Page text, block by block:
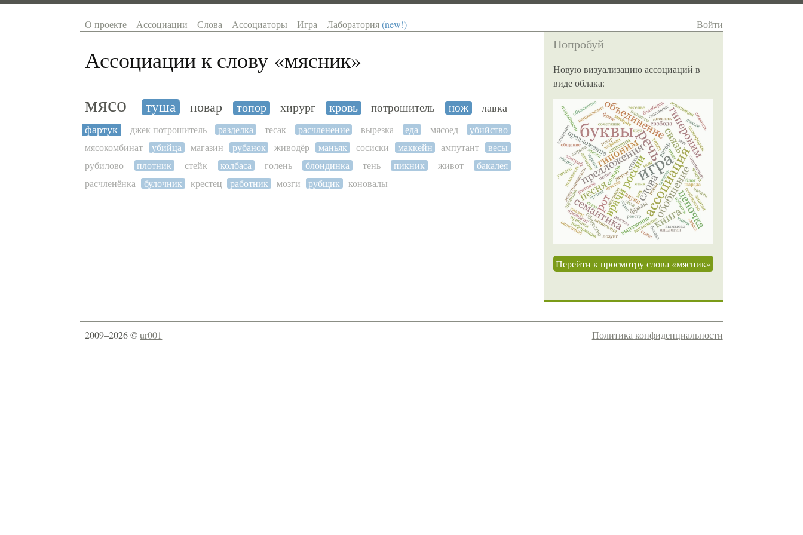
О проекте Ассоциации Слова Ассоциаторы Игра Лаборатория(new!) Войти
Ассоциации к слову «мясник»
мясо туша повар топор хирург кровь потрошитель нож
лавка
фартук
джек потрошитель разделка тесак расчленение вырезка еда мясоед
убийство
мясокомбинат
убийца магазин рубанок живодёр маньяк сосиски маккейн ампутант
весы
рубилово
плотник стейк колбаса голень блондинка тень пикник живот
бакалея
расчленёнка
булочник крестец работник мозги рубщик коновалы
Попробуй
Новую визуализацию ассоциаций в
виде облака:
Перейти к просмотру слова «мясник»
2009–2026 ©ur001 Политика конфиденциальности